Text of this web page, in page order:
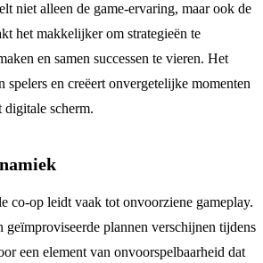
niet alleen de game-ervaring, maar ook de
het makkelijker om strategieën te
en samen successen te vieren. Het
spelers en creëert onvergetelijke momenten
digitale scherm.
co-op leidt vaak tot onvoorziene gameplay.
geïmproviseerde plannen verschijnen tijdens
een element van onvoorspelbaarheid dat